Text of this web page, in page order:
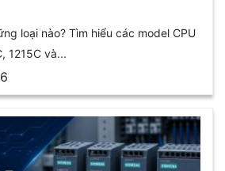
loại nào? Tìm hiểu các model CPU
1215C và...